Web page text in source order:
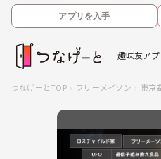
アプリを入手
趣味友アプ
つなげーとTOP フリーメイソン 東京